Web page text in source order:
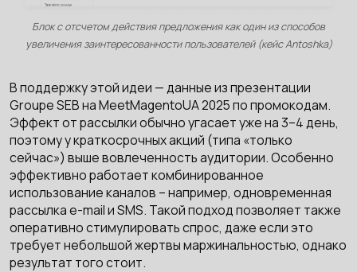
Блок с отсчетом действия предложения как один из способов
увеличения заинтересованности пользователей (кейс Antoshka)
В поддержку этой идеи — данные из презентации
Groupe SEB на MeetMagentoUA 2025 по промокодам.
Эффект от рассылки обычно угасает уже на 3–4 день,
поэтому у краткосрочных акций (типа «только
сейчас») выше вовлеченность аудитории. Особенно
эффективно работает комбинированное
использование каналов – например, одновременная
рассылка e-mail и SMS. Такой подход позволяет также
оперативно стимулировать спрос, даже если это
требует небольшой жертвы маржинальностью, однако
результат того стоит.